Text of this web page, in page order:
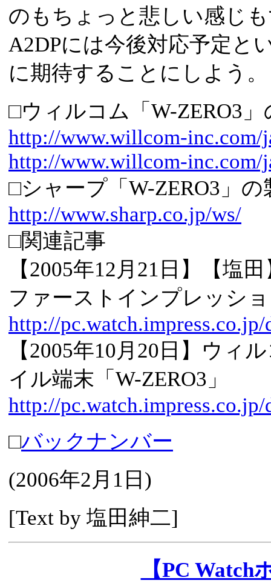
のもちょっと悲しい感じ
A2DPには今後対応予定と
に期待することにしよう。
□ウィルコム「W-ZERO3
http://www.willcom-inc.com/
http://www.willcom-inc.com/
□シャープ「W-ZERO3」の
http://www.sharp.co.jp/ws/
□関連記事
【2005年12月21日】【塩
ファーストインプレッシ
http://
【2005年10月20日】ウィ
イル端末「W-ZERO3」
http://
□バックナンバー
(2006年2月1日 )
[Text by 塩田紳二]
【PC Watch